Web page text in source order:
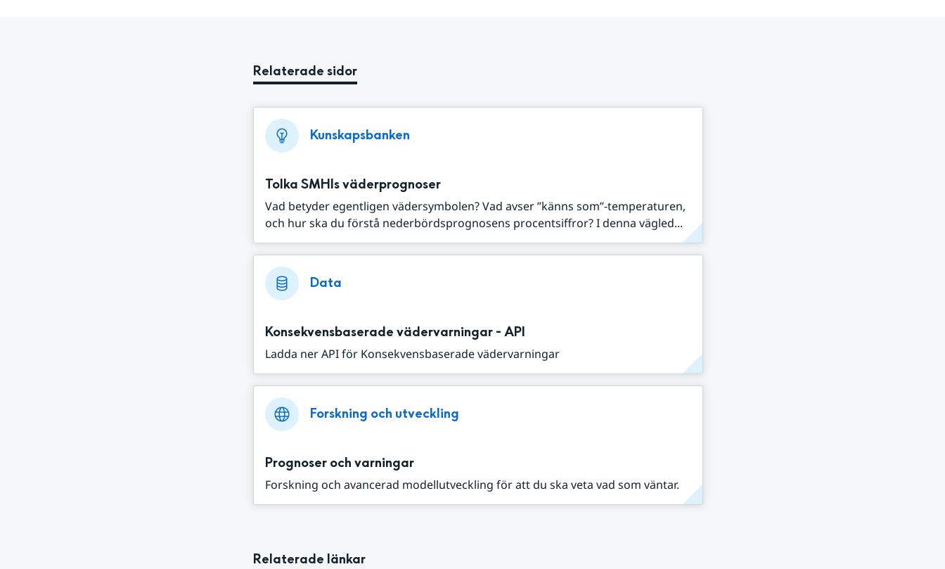
Relaterade sidor
Kunskapsbanken
Tolka SMHIs väderprognoser
Vad betyder egentligen vädersymbolen? Vad avser ”känns som”-temperaturen,
och hur ska du förstå nederbördsprognosens procentsiffror? I denna vägled...
Data
Konsekvensbaserade vädervarningar - API
Ladda ner API för Konsekvensbaserade vädervarningar
Forskning och utveckling
Prognoser och varningar
Forskning och avancerad modellutveckling för att du ska veta vad som väntar.
Relaterade länkar